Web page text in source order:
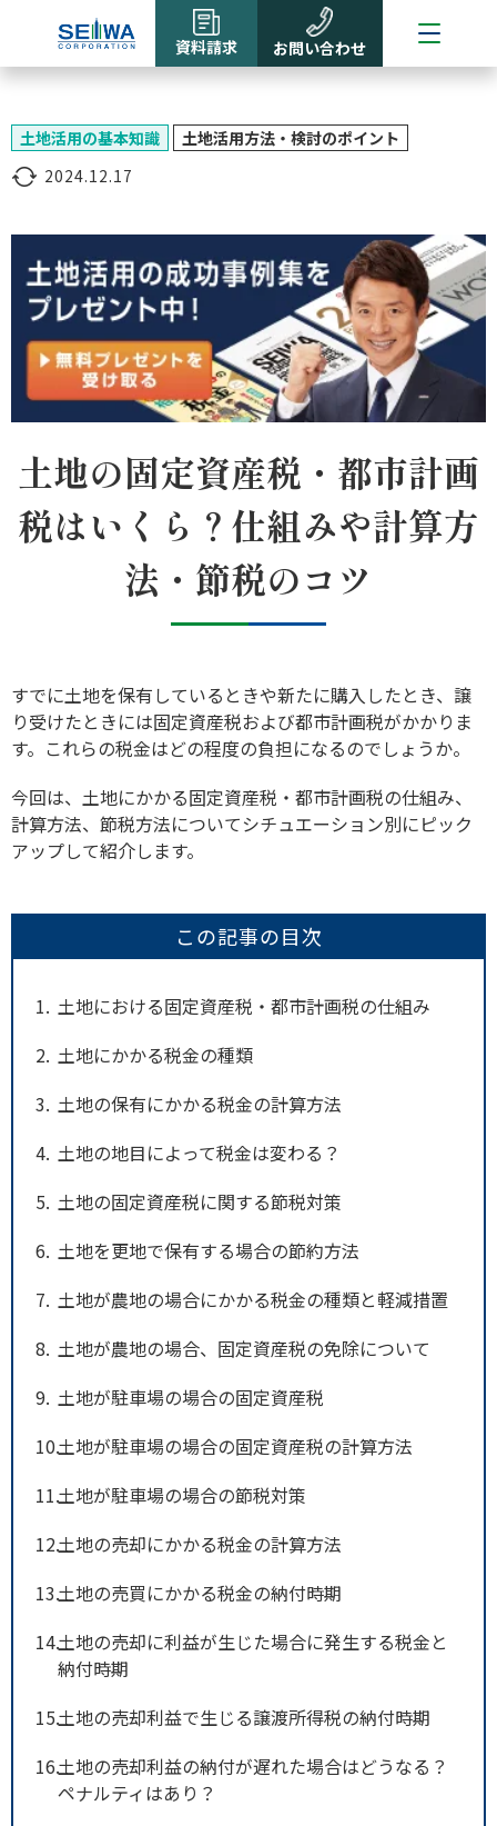
資料請求 お問い合わせ
2024.12.17
土地活用の基本知識 土地活用方法・検討のポイント
土地の固定資産税・都市計画
税はいくら？仕組みや計算方
法・節税のコツ
すでに土地を保有しているときや新たに購入したとき、譲
り受けたときには固定資産税および都市計画税がかかりま
す。これらの税金はどの程度の負担になるのでしょうか。
今回は、土地にかかる固定資産税・都市計画税の仕組み、
計算方法、節税方法についてシチュエーション別にピック
アップして紹介します。
この記事の目次
1 土地における固定資産税・都市計画税の仕組み
2 土地にかかる税金の種類
3 土地の保有にかかる税金の計算方法
4 土地の地目によって税金は変わる？
5 土地の固定資産税に関する節税対策
6 土地を更地で保有する場合の節約方法
7 土地が農地の場合にかかる税金の種類と軽減措置
8 土地が農地の場合、固定資産税の免除について
9 土地が駐車場の場合の固定資産税
10土地が駐車場の場合の固定資産税の計算方法
11土地が駐車場の場合の節税対策
12土地の売却にかかる税金の計算方法
13土地の売買にかかる税金の納付時期
14土地の売却に利益が生じた場合に発生する税金と
納付時期
15土地の売却利益で生じる譲渡所得税の納付時期
16土地の売却利益の納付が遅れた場合はどうなる？
ペナルティはあり？